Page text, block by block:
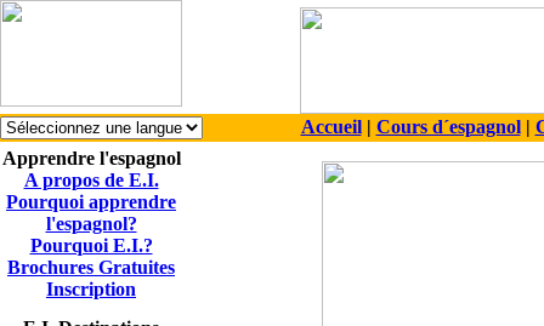
Accueil| Cours d´espagnol|
Apprendre l'espagnol
A propos de E.I.
Pourquoi apprendre
l'espagnol?
Pourquoi E.I.?
Brochures Gratuites
Inscription